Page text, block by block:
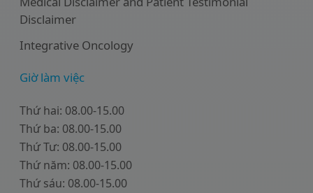
Giờ làm việc
Thứ hai: 08.00-15.00
Thứ ba: 08.00-15.00
Thứ Tư: 08.00-15.00
Thứ năm: 08.00-15.00
Thứ sáu: 08.00-15.00
Disclaimer
Integrative Oncology